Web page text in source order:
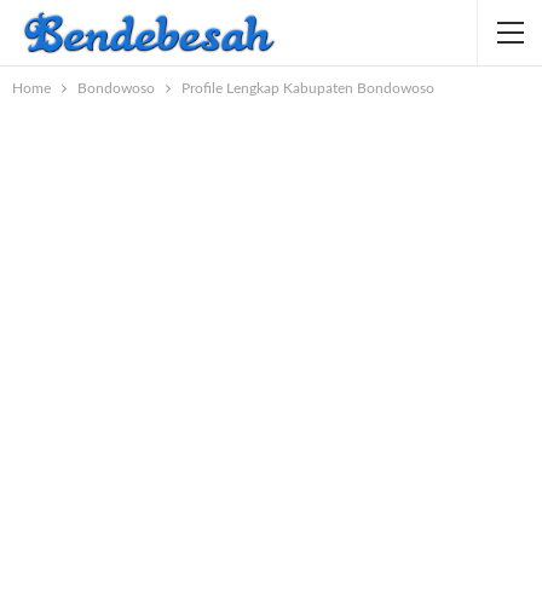
Home Bondowoso Profile Lengkap Kabupaten Bondowoso